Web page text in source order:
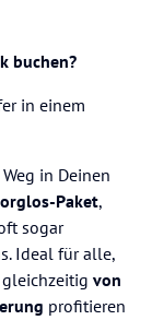
buchen?
in einem
in Deinen
Paket,
sogar
Ideal für alle,
von
profitieren